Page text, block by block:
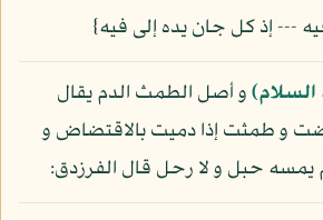
--- إذ كل جان يده إلى فيه}
السلام)و أصل الطمث الدم يقال
و طمثت إذا دميت بالاقتضاض و
يمسه حبل و لا رحل قال الفرزدق: